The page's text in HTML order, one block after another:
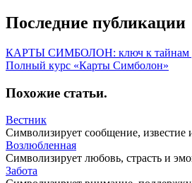
Последние публикации
КАРТЫ СИМБОЛОН: ключ к тайнам
Полный курс «Карты Симболон»
Похожие статьи.
Вестник
Символизирует сообщение, известие
Возлюбленная
Символизирует любовь, страсть и
Забота